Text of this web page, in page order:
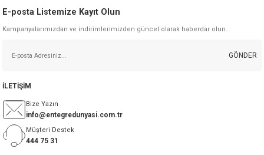
E-posta Listemize Kayıt Olun
Kampanyalarımızdan ve indirimlerimizden güncel olarak haberdar olun.
GÖNDER
İLETİŞİM
Bize Yazın
info@entegredunyasi.com.tr
Müşteri Destek
444 75 31